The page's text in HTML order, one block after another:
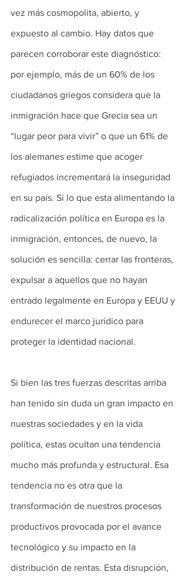
vez más cosmopolita, abierto, y
expuesto al cambio. Hay datos que
parecen corroborar este diagnóstico:
por ejemplo, más de un 60% de los
ciudadanos griegos considera que la
inmigración hace que Grecia sea un
“lugar peor para vivir” o que un 61% de
los alemanes estime que acoger
refugiados incrementará la inseguridad
en su país. Si lo que esta alimentando la
radicalización política en Europa es la
inmigración, entonces, de nuevo, la
solución es sencilla: cerrar las fronteras,
expulsar a aquellos que no hayan
entrado legalmente en Europa y EEUU y
endurecer el marco jurídico para
proteger la identidad nacional.
Si bien las tres fuerzas descritas arriba
han tenido sin duda un gran impacto en
nuestras sociedades y en la vida
política, estas ocultan una tendencia
mucho más profunda y estructural. Esa
tendencia no es otra que la
transformación de nuestros procesos
productivos provocada por el avance
tecnológico y su impacto en la
distribución de rentas. Esta disrupción,